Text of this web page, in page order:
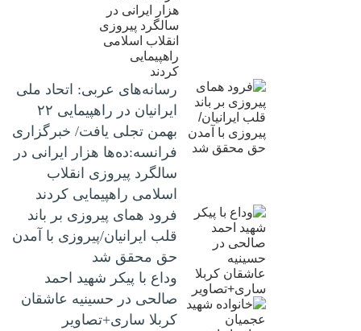
رسانه‌های عربی: اتحاد ملی
ایرانیان در راهپیمایی ۲۲
بهمن تجلی یافت/ خبرگزاری
فرانسه:ده‌ها هزار ایرانی در
سالگرد پیروزی انقلاب
اسلامی راهپیمایی کردند
فرود همای پیروزی بر باند
قلب ایرانیان/پیروزی با آمدن
حق محقق شد
وداع با پیکر شهید احمد
صالحی‌ در حسینیه عاشقان
کربلا ساری+تصاویر